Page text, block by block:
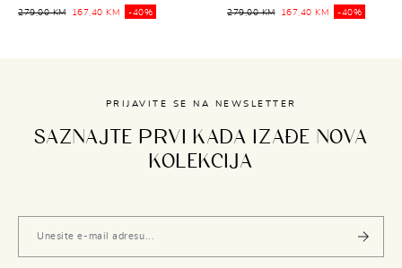
279,00 KM 167,40 KM -40% 279,00 KM 167,40 KM -40%
PRIJAVITE SE NA NEWSLETTER
SAZNAJTE PRVI KADA IZAĐE NOVA
KOLEKCIJA